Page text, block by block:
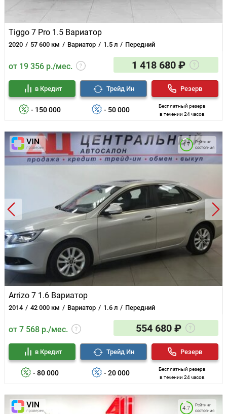
Tiggo 7 Pro 1.5 Вариатор
2020 57 600 км Вариатор 1.5 л Передний
от 19 356 р./мес. 1 418 680 ₽
- 150 000
в Кредит
- 50 000
Трейд Ин
Бесплатный резерв
в течении 24 часов
Резерв
Arrizo 7 1.6 Вариатор
2014 42 000 км Вариатор 1.6 л Передний
Рейтинг
состояния
4.7
от 7 568 р./мес. 554 680 ₽
- 80 000
в Кредит
- 20 000
Трейд Ин
Бесплатный резерв
в течении 24 часов
Резерв
Рейтинг
состояния
4.7